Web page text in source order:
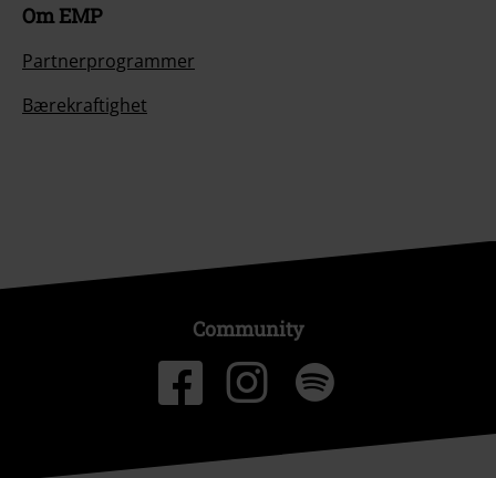
Om EMP
Partnerprogrammer
Bærekraftighet
Community